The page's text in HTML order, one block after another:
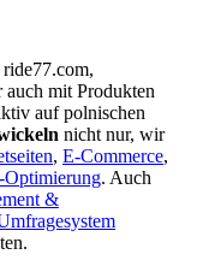
mit Produkten
auf polnischen
nicht nur, wir
, E-Commerce,
Optimierung. Auch
&